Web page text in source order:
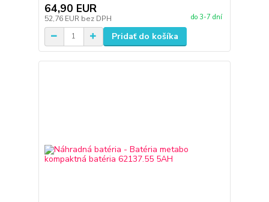
64,90 EUR
52,76 EUR bez DPH do 3-7 dní
Pridať do košíka